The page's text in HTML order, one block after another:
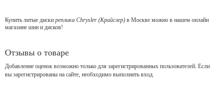
Купить литые диски реплика Chrysler (Крайслер) в Москве можно в нашем онлайн
магазине шин и дисков!
Отзывы о товаре
Добавление оценок возможно только для зарегистрированных пользователей. Если
вы зарегистрированы на сайте, необходимо выполнить вход.